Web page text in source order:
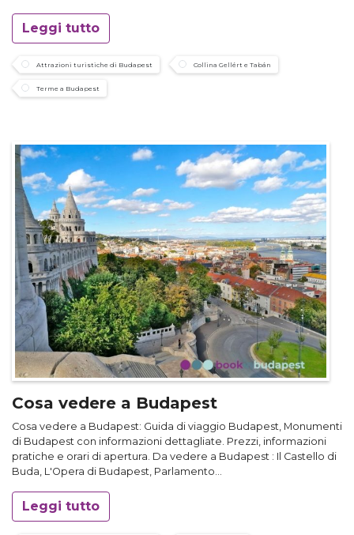
Leggi tutto
Attrazioni turistiche di Budapest Collina Gellért e Tabán
Terme a Budapest
Cosa vedere a Budapest
Cosa vedere a Budapest: Guida di viaggio Budapest, Monumenti
di Budapest con informazioni dettagliate. Prezzi, informazioni
pratiche e orari di apertura. Da vedere a Budapest : Il Castello di
Buda, L'Opera di Budapest, Parlamento…
Leggi tutto